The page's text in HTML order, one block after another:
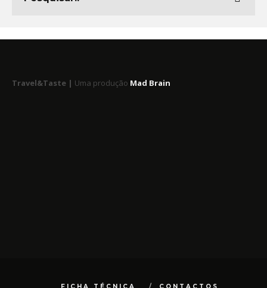
Travel&Taste | Uma produção Mad Brain